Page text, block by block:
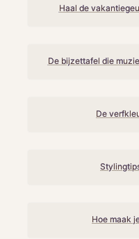
Haal de
De bijzettafel die
De
Hoe maak